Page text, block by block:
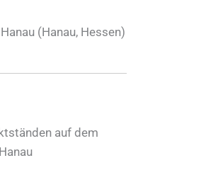
(Hanau, Hessen)
auf dem